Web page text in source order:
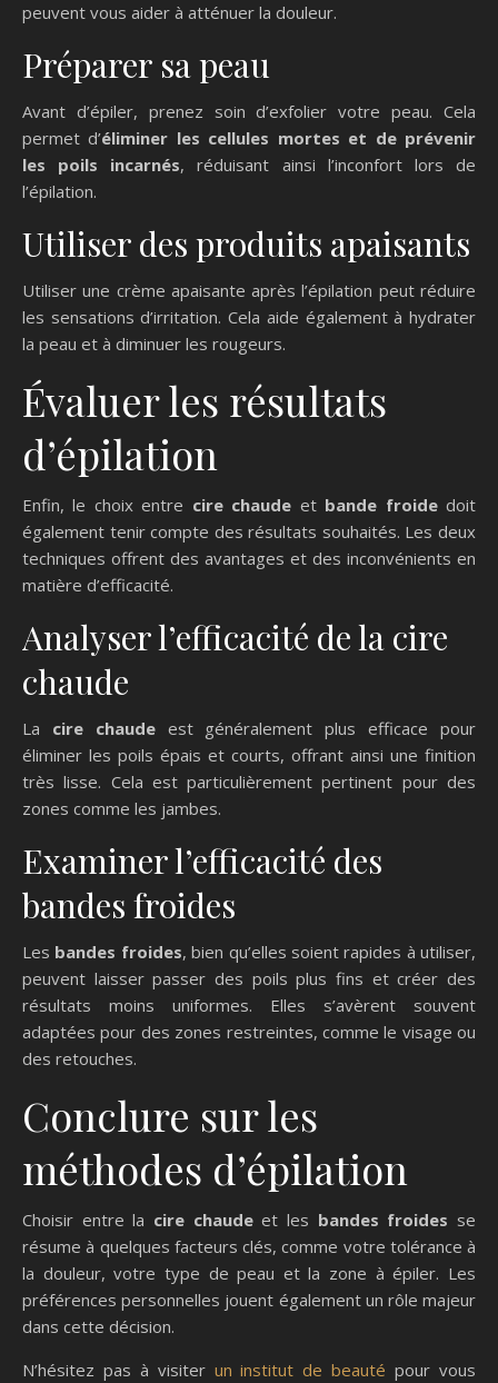
peuvent vous aider à atténuer la douleur.
Préparer sa peau
Avant d’épiler, prenez soin d’exfolier votre peau. Cela
permet d’éliminer les cellules mortes et de prévenir
les poils incarnés, réduisant ainsi l’inconfort lors de
l’épilation.
Utiliser des produits apaisants
Utiliser une crème apaisante après l’épilation peut réduire
les sensations d’irritation. Cela aide également à hydrater
la peau et à diminuer les rougeurs.
Évaluer les résultats
d’épilation
Enfin, le choix entre cire chaude et bande froidedoit
également tenir compte des résultats souhaités. Les deux
techniques offrent des avantages et des inconvénients en
matière d’efficacité.
Analyser l’efficacité de la cire
chaude
La cire chaudeest généralement plus efficace pour
éliminer les poils épais et courts, offrant ainsi une finition
très lisse. Cela est particulièrement pertinent pour des
zones comme les jambes.
Examiner l’efficacité des
bandes froides
Les bandes froides, bien qu’elles soient rapides à utiliser,
peuvent laisser passer des poils plus fins et créer des
résultats moins uniformes. Elles s’avèrent souvent
adaptées pour des zones restreintes, comme le visage ou
des retouches.
Conclure sur les
méthodes d’épilation
Choisir entre la cire chaudeet les bandes froides se
résume à quelques facteurs clés, comme votre tolérance à
la douleur, votre type de peau et la zone à épiler. Les
préférences personnelles jouent également un rôle majeur
dans cette décision.
N’hésitez pas à visiter un institut de beauté pour vous